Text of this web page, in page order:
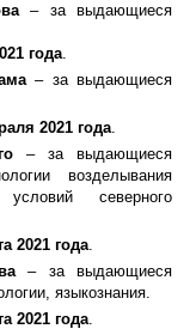
– за выдающиеся
года.
– за выдающиеся
2021 года.
– за выдающиеся
возделывания
северного
2021 года.
– за выдающиеся
языкознания.
2021 года.